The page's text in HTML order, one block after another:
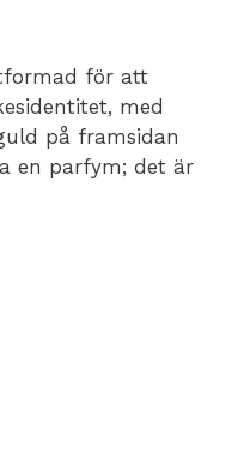
för att
med
på framsidan
en parfym; det är